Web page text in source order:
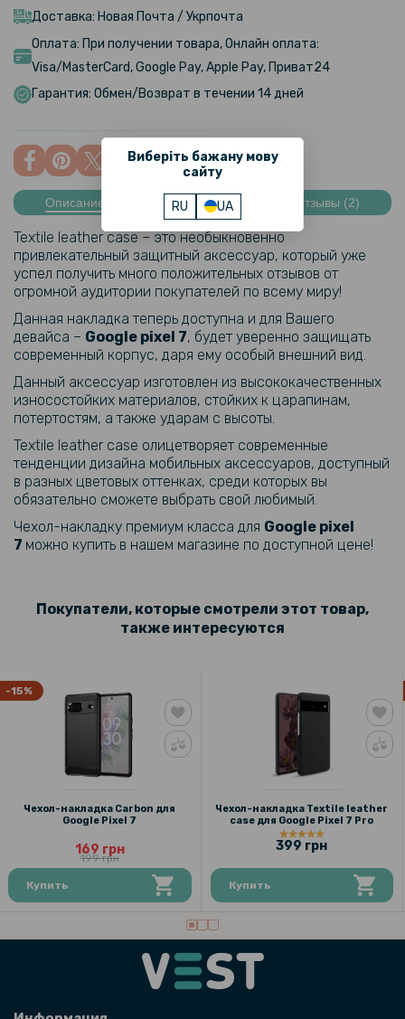
Виберіть бажану мову
сайту
RU UA
Pixel 7, Transparent
159 грн
199 грн
101 грн
Защитное стекло Tempered Glass 0.3mm для Google Pixel 7,
Transparent
159 грн
199 грн
Противоударная гидрогелевая пленка Hydrogel Film для Google
Pixel 7 на заднюю панель, Transparent
239 грн
299 грн
Гидрогелевая пленка iNobi Matte для Google Pixel 7, Матовая
239 грн
Гидрогелевая пленка iNobi Matte для Google Pixel 7 на заднюю
254 грн
299 грн
169 грн
199 грн
Чехол-накладка Carbon для Google Pixel 7
209 грн
Сетевое зарядное устройство Hoco CS25A 1USB-C / 1USB PD / QC
20W Type-C to Type-C, Black
Доставка: Новая Почта / Укрпочта
Оплата: При получении товара, Онлайн оплата:
Visa/MasterCard, Google Pay, Apple Pay, Приват24
Гарантия: Обмен/Возврат в течении 14 дней
Описание Характеристики Отзывы (2)
Textile leather саse – это необыкновенно
привлекательный защитный аксессуар, который уже
успел получить много положительных отзывов от
огромной аудитории покупателей по всему миру!
Данная накладка теперь доступна и для Вашего
девайса – Google pixel 7, будет уверенно защищать
современный корпус, даря ему особый внешний вид.
Данный аксессуар изготовлен из высококачественных
износостойких материалов, стойких к царапинам,
потертостям, а также ударам с высоты.
Textile leather саse олицетворяет современные
тенденции дизайна мобильных аксессуаров, доступный
в разных цветовых оттенках, среди которых вы
обязательно сможете выбрать свой любимый.
Чехол-накладку премиум класса для Google pixel
7 можно купить в нашем магазине по доступной цене!
Покупатели, которые смотрели этот товар,
также интересуются
-15%
Чехол-накладка Carbon для
Google Pixel 7
169 грн
199 грн
Купить
Чехол-накладка Textile leather
саse для Google Pixel 7 Pro
399 грн
Купить